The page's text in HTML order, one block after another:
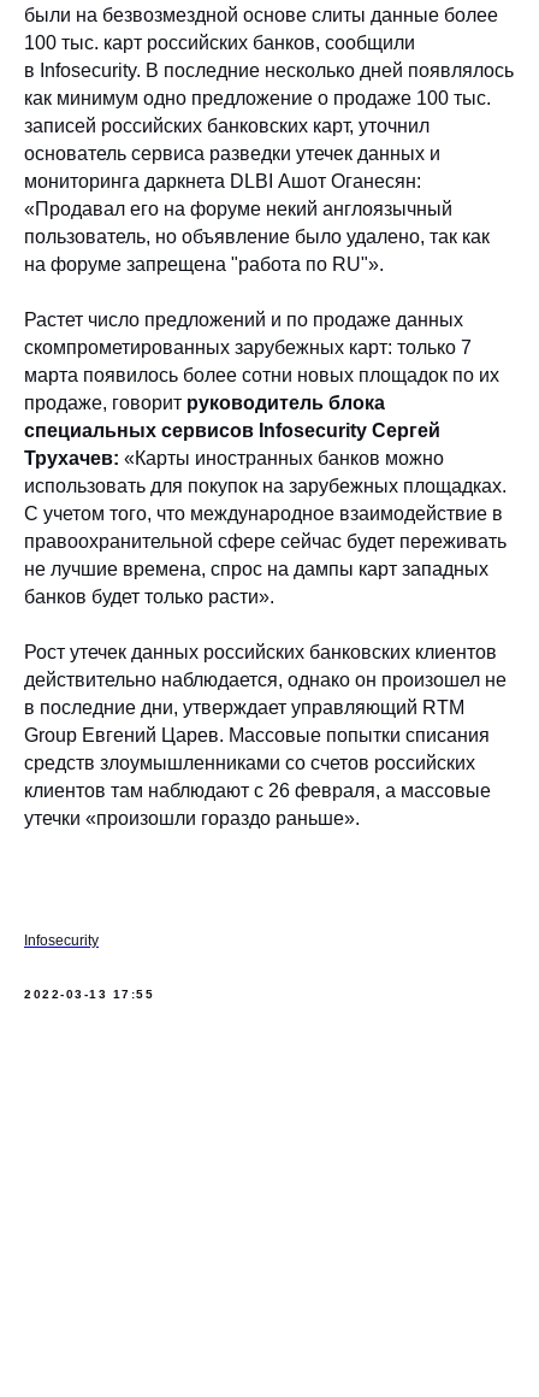
были на безвозмездной основе слиты данные более
100 тыс. карт российских банков, сообщили
в Infosecurity. В последние несколько дней появлялось
как минимум одно предложение о продаже 100 тыс.
записей российских банковских карт, уточнил
основатель сервиса разведки утечек данных и
мониторинга даркнета DLBI Ашот Оганесян:
«Продавал его на форуме некий англоязычный
пользователь, но объявление было удалено, так как
на форуме запрещена "работа по RU"».
Растет число предложений и по продаже данных
скомпрометированных зарубежных карт: только 7
марта появилось более сотни новых площадок по их
продаже, говорит руководитель блока
специальных сервисов Infosecurity Сергей
Трухачев: «Карты иностранных банков можно
использовать для покупок на зарубежных площадках.
С учетом того, что международное взаимодействие в
правоохранительной сфере сейчас будет переживать
не лучшие времена, спрос на дампы карт западных
банков будет только расти».
Рост утечек данных российских банковских клиентов
действительно наблюдается, однако он произошел не
в последние дни, утверждает управляющий RTM
Group Евгений Царев. Массовые попытки списания
средств злоумышленниками со счетов российских
клиентов там наблюдают с 26 февраля, а массовые
утечки «произошли гораздо раньше».
Infosecurity
2022-03-13 17:55